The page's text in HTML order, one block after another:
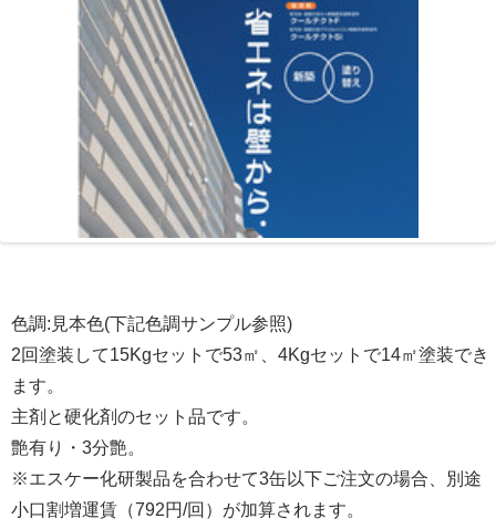
色調:見本色(下記色調サンプル参照)
2回塗装して15Kgセットで53㎡、4Kgセットで14㎡塗装でき
ます。
主剤と硬化剤のセット品です。
艶有り・3分艶。
※エスケー化研製品を合わせて3缶以下ご注文の場合、別途
小口割増運賃（792円/回）が加算されます。